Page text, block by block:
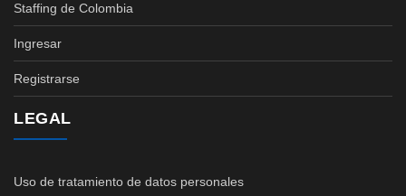
Staffing de Colombia
Ingresar
Registrarse
LEGAL
Uso de tratamiento de datos personales